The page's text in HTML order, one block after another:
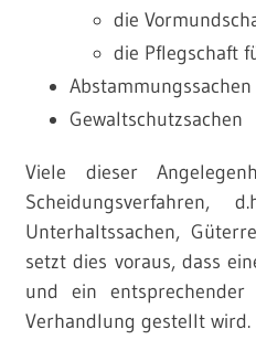
die
die Pflegschaft
Gewaltschutzsachen
Viele dieser
Unterhaltssachen,
setzt dies voraus, dass
und ein
Verhandlung gestellt wird.